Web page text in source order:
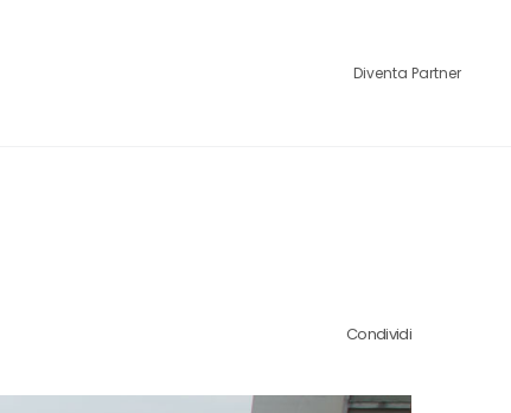
Diventa Partner
Condividi